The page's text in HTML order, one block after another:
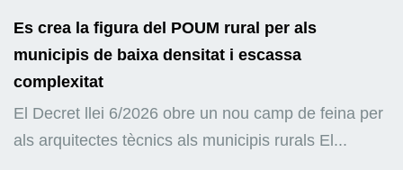
Es crea la figura del POUM rural per als
municipis de baixa densitat i escassa
complexitat
El Decret llei 6/2026 obre un nou camp de feina per
als arquitectes tècnics als municipis rurals El...